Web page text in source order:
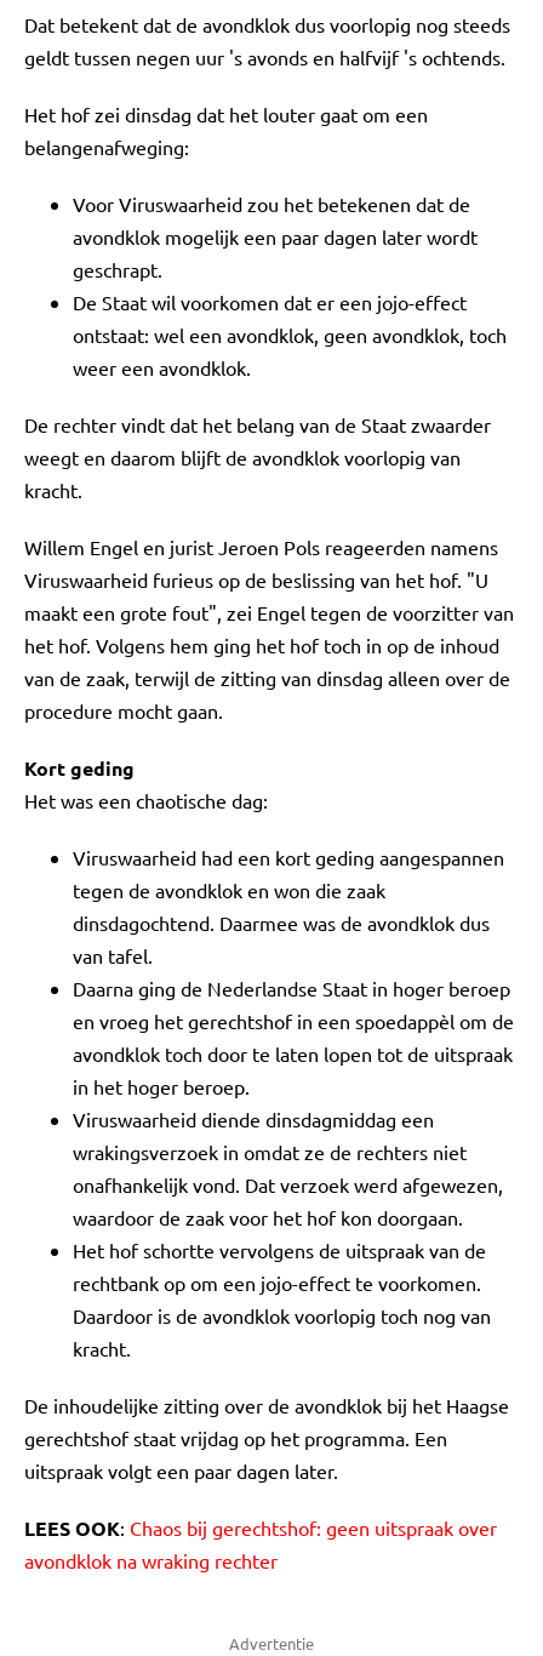
Dat betekent dat de avondklok dus voorlopig nog steeds
geldt tussen negen uur 's avonds en halfvijf 's ochtends.
Het hof zei dinsdag dat het louter gaat om een
belangenafweging:
Voor Viruswaarheid zou het betekenen dat de
avondklok mogelijk een paar dagen later wordt
geschrapt.
De Staat wil voorkomen dat er een jojo-effect
ontstaat: wel een avondklok, geen avondklok, toch
weer een avondklok.
De rechter vindt dat het belang van de Staat zwaarder
weegt en daarom blijft de avondklok voorlopig van
kracht.
Willem Engel en jurist Jeroen Pols reageerden namens
Viruswaarheid furieus op de beslissing van het hof. "U
maakt een grote fout", zei Engel tegen de voorzitter van
het hof. Volgens hem ging het hof toch in op de inhoud
van de zaak, terwijl de zitting van dinsdag alleen over de
procedure mocht gaan.
Kort geding
Het was een chaotische dag:
Viruswaarheid had een kort geding aangespannen
tegen de avondklok en won die zaak
dinsdagochtend. Daarmee was de avondklok dus
van tafel.
Daarna ging de Nederlandse Staat in hoger beroep
en vroeg het gerechtshof in een spoedappèl om de
avondklok toch door te laten lopen tot de uitspraak
in het hoger beroep.
Viruswaarheid diende dinsdagmiddag een
wrakingsverzoek in omdat ze de rechters niet
onafhankelijk vond. Dat verzoek werd afgewezen,
waardoor de zaak voor het hof kon doorgaan.
Het hof schortte vervolgens de uitspraak van de
rechtbank op om een jojo-effect te voorkomen.
Daardoor is de avondklok voorlopig toch nog van
kracht.
De inhoudelijke zitting over de avondklok bij het Haagse
gerechtshof staat vrijdag op het programma. Een
uitspraak volgt een paar dagen later.
LEES OOK: Chaos bij gerechtshof: geen uitspraak over
avondklok na wraking rechter
Advertentie